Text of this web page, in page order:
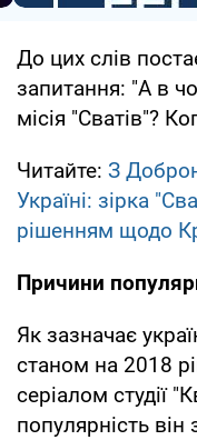
До цих слів
запитання: "А в
місія "Сватів"?
Читайте: З
Україні: зірка
рішенням щодо
Причини
Як зазначає
станом на 2018
серіалом студії
популярність він